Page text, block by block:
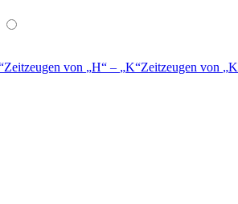
Zeitzeugen von H – K Zeitzeugen von K